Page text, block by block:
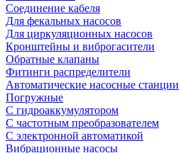
Соединение кабеля
Для фекальных насосов
Для циркуляционных насосов
Кронштейны и виброгасители
Обратные клапаны
Фитинги распределители
Автоматические насосные станции
Погружные
С гидроаккумулятором
С частотным преобразователем
С электронной автоматикой
Вибрационные насосы